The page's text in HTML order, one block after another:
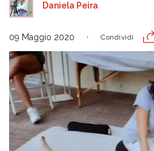
Daniela Peira
09 Maggio 2020 Condividi